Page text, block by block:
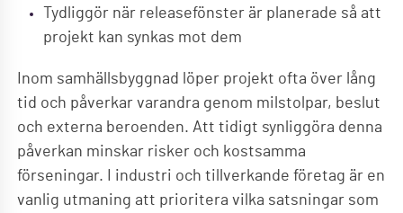
Tydliggör när releasefönster är planerade så att
projekt kan synkas mot dem
Inom samhällsbyggnad löper projekt ofta över lång
tid och påverkar varandra genom milstolpar, beslut
och externa beroenden. Att tidigt synliggöra denna
påverkan minskar risker och kostsamma
förseningar. I industri och tillverkande företag är en
vanlig utmaning att prioritera vilka satsningar som